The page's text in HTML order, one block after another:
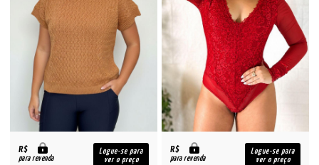
R$
para revenda
Logue-se para
ver o preço
R$
para revenda
Logue-se para
ver o preço